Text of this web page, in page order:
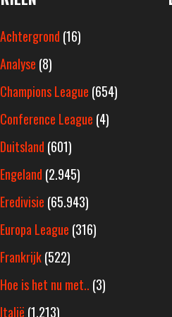
Achtergrond (16)
Analyse (8)
Champions League (654)
Conference League (4)
Duitsland (601)
Engeland (2.945)
Eredivisie (65.943)
Europa League (316)
Frankrijk(522)
Hoe is het nu met.. (3)
Italië (1.213)